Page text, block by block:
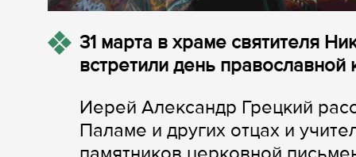
31 марта в храме святителя
встретили день православной
Иерей Александр Грецкий
Паламе и других отцах и